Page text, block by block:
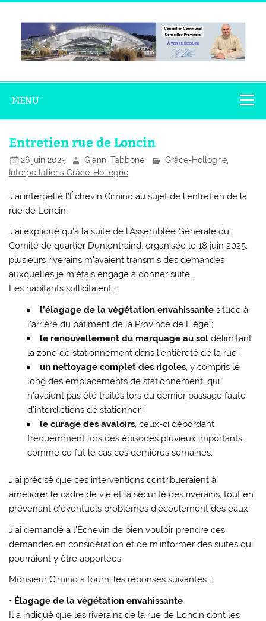
Skip
content
Tabbone
MENU
Entretien rue de Loncin
26 juin 2025 Gianni Tabbone Grâce-Hollogne,
Interpellations Grâce-Hollogne
J’ai interpellé l’Échevin Cimino au sujet de l’entretien de la
rue de Loncin.
J’ai expliqué qu’à la suite de l’Assemblée Générale du
Comité de quartier Dunlontraind, organisée le 18 juin 2025,
plusieurs riverains m’avaient transmis des demandes
auxquelles je m’étais engagé à donner suite.
Les habitants sollicitaient :
l’élagage de la végétation envahissantesituée à
l’arrière du bâtiment de la Province de Liège ;
le renouvellement du marquage au soldélimitant
la zone de stationnement dans l’entièreté de la rue ;
un nettoyage complet des rigoles, y compris le
long des emplacements de stationnement, qui
n’avaient pas été traités lors du dernier passage faute
d’interdictions de stationner ;
le curage des avaloirs, ceux-ci débordant
fréquemment lors des épisodes pluvieux importants,
comme ce fut le cas ces dernières semaines.
J’ai précisé que ces interventions contribueraient à
améliorer le cadre de vie et la sécurité des riverains, tout en
prévenant d’éventuels problèmes d’écoulement des eaux.
J’ai demandé à l’Échevin de bien vouloir prendre ces
demandes en considération et de m’informer des suites qui
pourraient y être apportées.
Monsieur Cimino a fourni les réponses suivantes :
• Élagage de la végétation envahissante
Il a indiqué que les riverains de la rue de Loncin dont les